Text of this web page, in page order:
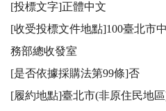
[投標文字]正體中文
[收受投標文件地點]100臺北市
務部總收發室
[是否依據採購法第99條]否
[履約地點]臺北市(非原住民地